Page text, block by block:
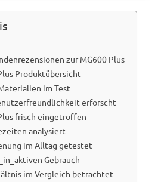
zur MG600 Plus
Produktübersicht
im Test
erforscht
frisch eingetroffen
analysiert
im Alltag getestet
Gebrauch
im Vergleich betrachtet